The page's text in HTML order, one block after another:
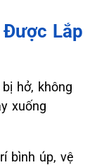
Lắp
hở, không
xuống
bình úp, vệ